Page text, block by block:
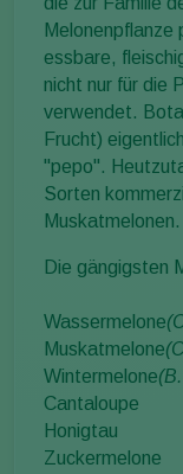
Melonenpflanze
essbare,
nicht nur für die
verwendet.
Frucht)
"pepo".
Sorten
Muskatmelonen.
Die gängigsten
Wassermelone
Muskatmelone
Wintermelone
Cantaloupe
Honigtau
Zuckermelone